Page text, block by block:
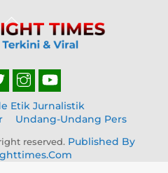
Back
To
Top
Etik Jurnalistik
Undang-Undang Pers
reserved. Published By